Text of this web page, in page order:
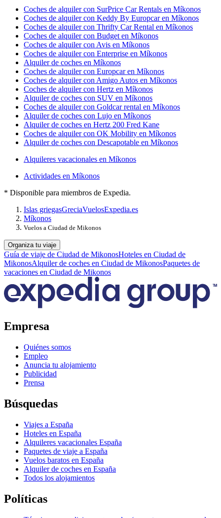
Coches de alquiler con SurPrice Car Rentals en Míkonos
Coches de alquiler con Keddy By Europcar en Míkonos
Coches de alquiler con Thrifty Car Rental en Míkonos
Coches de alquiler con Budget en Míkonos
Coches de alquiler con Avis en Míkonos
Coches de alquiler con Enterprise en Míkonos
Alquiler de coches en Míkonos
Coches de alquiler con Europcar en Míkonos
Coches de alquiler con Amigo Autos en Míkonos
Coches de alquiler con Hertz en Míkonos
Alquiler de coches con SUV en Míkonos
Coches de alquiler con Goldcar rental en Míkonos
Alquiler de coches con Lujo en Míkonos
Alquiler de coches en Hertz 200 Fred Kane
Coches de alquiler con OK Mobility en Míkonos
Alquiler de coches con Descapotable en Míkonos
Alquileres vacacionales en Míkonos
Actividades en Míkonos
* Disponible para miembros de Expedia.
Islas griegasGreciaVuelosExpedia.es
Míkonos
Vuelos a Ciudad de Mikonos
Organiza tu viaje
Guía de viaje de Ciudad de MikonosHoteles en Ciudad de
MikonosAlquiler de coches en Ciudad de MikonosPaquetes de
vacaciones en Ciudad de Mikonos
Empresa
Quiénes somos
Empleo
Anuncia tu alojamiento
Publicidad
Prensa
Búsquedas
Viajes a España
Hoteles en España
Alquileres vacacionales España
Paquetes de viaje a España
Vuelos baratos en España
Alquiler de coches en España
Todos los alojamientos
Políticas